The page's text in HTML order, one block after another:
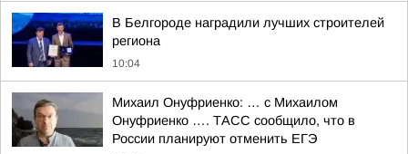
В Белгороде наградили лучших строителей
региона
10:04
Михаил Онуфриенко: … с Михаилом
Онуфриенко …. ТАСС сообщило, что в
России планируют отменить ЕГЭ